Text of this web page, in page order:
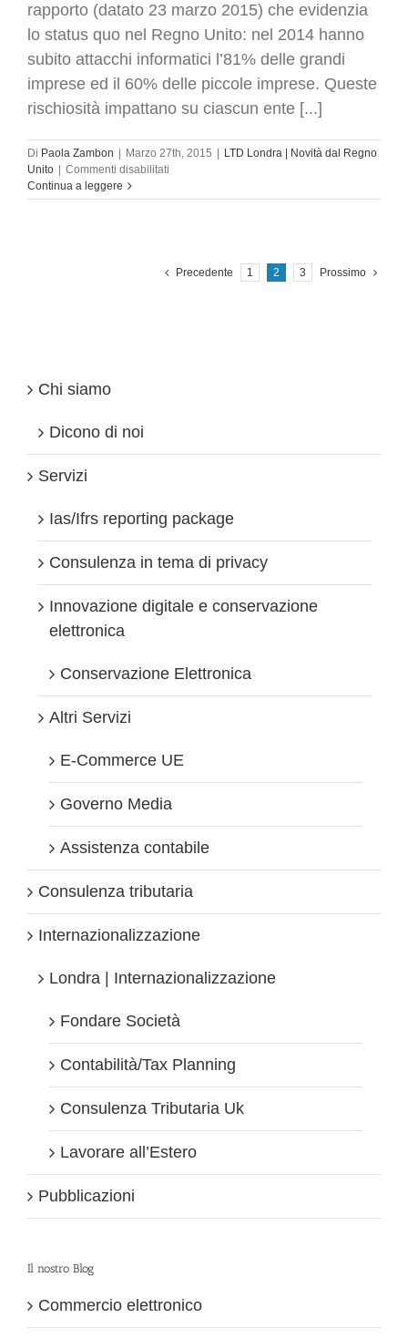
rapporto (datato 23 marzo 2015) che evidenzia
lo status quo nel Regno Unito: nel 2014 hanno
subito attacchi informatici l’81% delle grandi
imprese ed il 60% delle piccole imprese. Queste
rischiosità impattano su ciascun ente [...]
Di Paola Zambon | Marzo 27th, 2015 | LTD Londra | Novità dal Regno
Unito | Commenti disabilitati
Londra
le
Continua a leggere
Precedente 1 2 3 Prossimo
Chi siamo
Dicono di noi
Servizi
Ias/Ifrs reporting package
Consulenza in tema di privacy
Innovazione digitale e conservazione
elettronica
Conservazione Elettronica
Altri Servizi
E-Commerce UE
Governo Media
Assistenza contabile
Consulenza tributaria
Internazionalizzazione
Londra | Internazionalizzazione
Fondare Società
Contabilità/Tax Planning
Consulenza Tributaria Uk
Lavorare all’Estero
Pubblicazioni
Il nostro Blog
Commercio elettronico